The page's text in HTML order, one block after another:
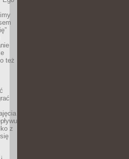
też
z